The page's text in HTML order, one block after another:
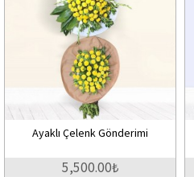
Ayaklı Çelenk Gönderimi
5,500.00₺